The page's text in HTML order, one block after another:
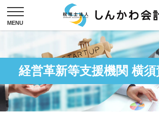
経営革新等支援機関 横